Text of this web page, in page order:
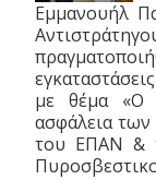
Εμμανουήλ
με θέμα «Ο
ασφάλεια
του ΕΠΑΝ &